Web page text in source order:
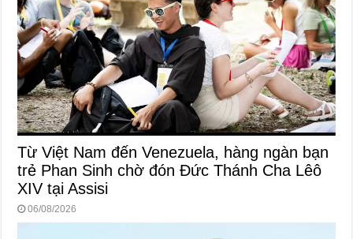
Từ Việt Nam đến Venezuela, hàng ngàn bạn
trẻ Phan Sinh chờ đón Đức Thánh Cha Lêô
XIV tại Assisi
06/08/2026